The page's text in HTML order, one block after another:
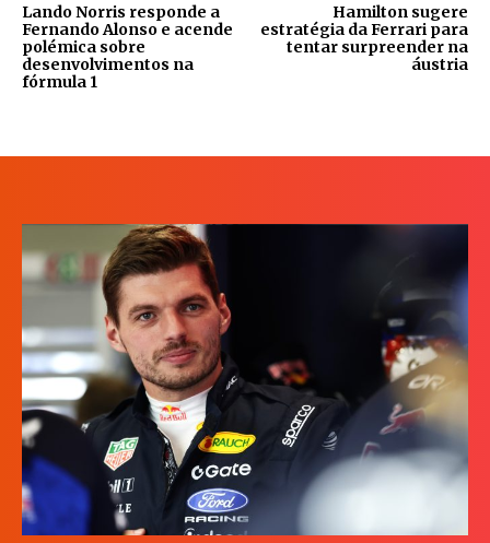
Lando Norris responde a
Fernando Alonso e acende
polémica sobre
desenvolvimentos na
fórmula 1
Hamilton sugere
estratégia da Ferrari para
tentar surpreender na
áustria